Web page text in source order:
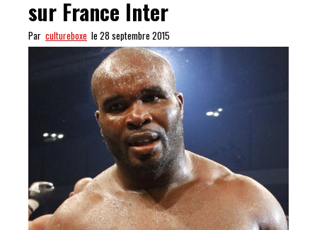
sur France Inter
Par cultureboxe le 28 septembre 2015